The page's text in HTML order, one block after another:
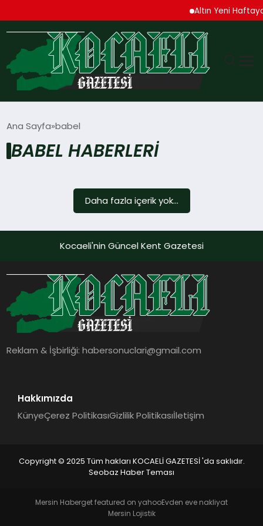
Altın Yeni
TEKNOLOJI
YAŞAM
DÜNYA
Ana Sayfa babel
BABEL HABERLERI
Daha fazla içerik yok...
Kocaeli'nin Güncel Kent Gazetesi
Reklam & İşbirliği:habersonuclari@gmail.com
Hakkımızda
KünyeÇerez PolitikasıGizlilik Politikasıİletişim
Copyright © 2025 Tüm hakları KOCAELİ GAZETESİ 'da saklıdır.
Seobaz Haber Teması
Mersin Haberget featured on yahooEvden eve nakliyat
Mersin Lojistik